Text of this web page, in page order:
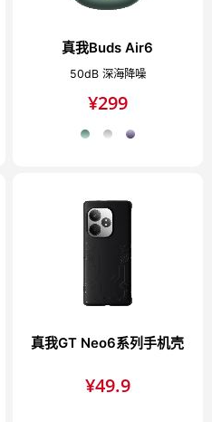
真我Buds Air6
50dB 深海降噪
¥299
真我GT Neo6系列手机壳
¥49.9